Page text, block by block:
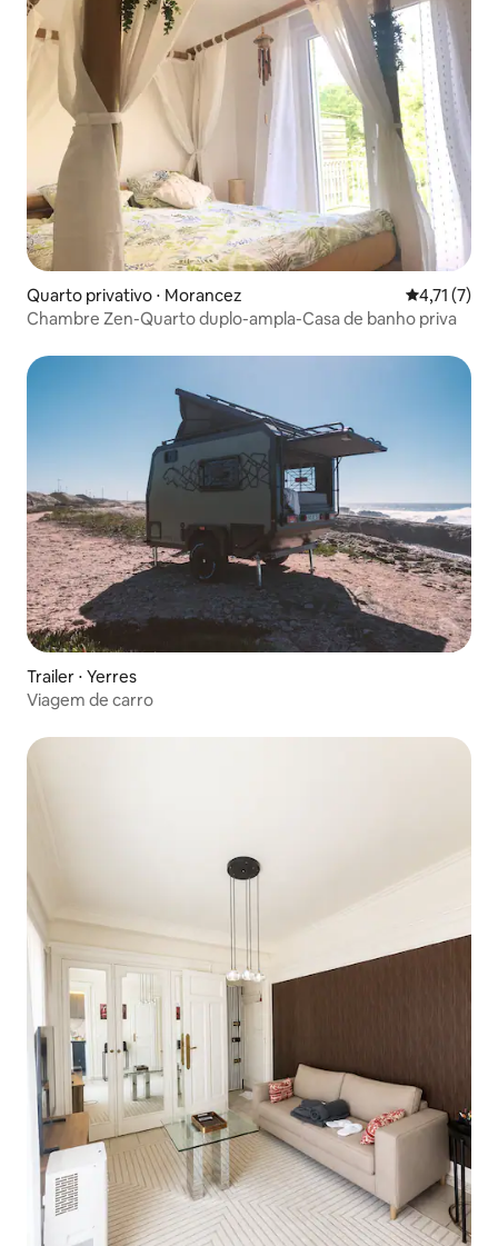
Quarto privativo ⋅ Morancez 4,71 de
4,71 (7)
Chambre Zen-Quarto duplo-ampla-Casa de banho priva
Trailer ⋅ Yerres
Viagem de carro